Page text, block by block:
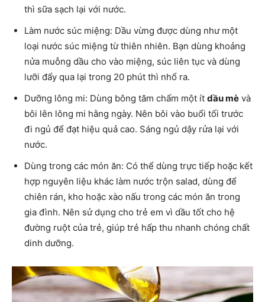
thì sữa sạch lại với nước.
Làm nước súc miệng: Dầu vừng được dùng như một
loại nước súc miệng từ thiên nhiên. Bạn dùng khoảng
nửa muỗng dầu cho vào miệng, súc liên tục và dùng
lưỡi đẩy qua lại trong 20 phút thì nhổ ra.
Dưỡng lông mi: Dùng bông tăm chấm một ít dầu mè và
bôi lên lông mi hằng ngày. Nên bôi vào buổi tối trước
đi ngủ để đạt hiệu quả cao. Sáng ngủ dậy rửa lại với
nước.
Dùng trong các món ăn: Có thể dùng trực tiếp hoặc kết
hợp nguyên liệu khác làm nước trộn salad, dùng để
chiên rán, kho hoặc xào nấu trong các món ăn trong
gia đình. Nên sử dụng cho trẻ em vì dầu tốt cho hệ
đường ruột của trẻ, giúp trẻ hấp thu nhanh chóng chất
dinh dưỡng.